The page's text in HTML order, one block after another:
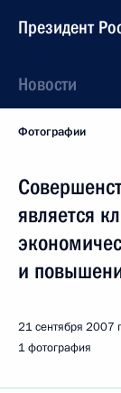
Президент
Новости
Фотографии
является
и
21 сентября 2007
1 фотография